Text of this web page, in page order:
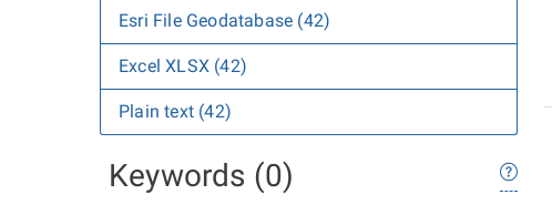
Esri File Geodatabase (42)
Excel XLSX (42)
Plain text (42)
Keywords (0)